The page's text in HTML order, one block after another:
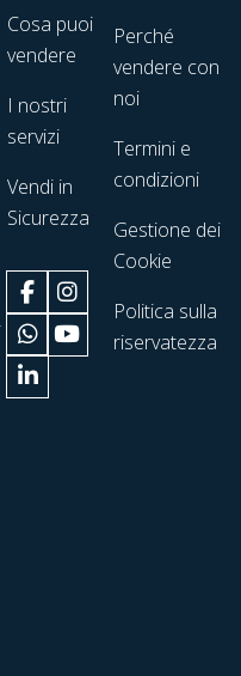
Cosa puoi
vendere
I nostri
servizi
Vendi in
Sicurezza
Perché
vendere con
noi
Termini e
condizioni
Gestione dei
Cookie
Politica sulla
riservatezza